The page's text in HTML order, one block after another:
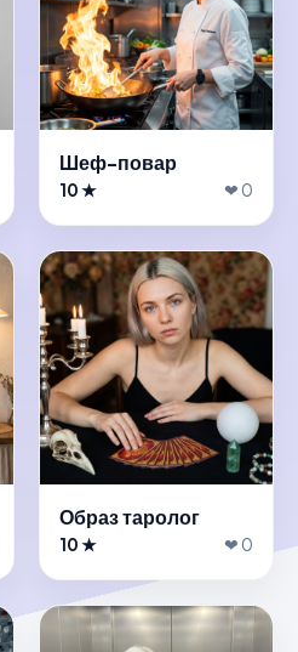
Шеф-повар
10 ★ ❤ 0
Образ таролог
10 ★ ❤ 0